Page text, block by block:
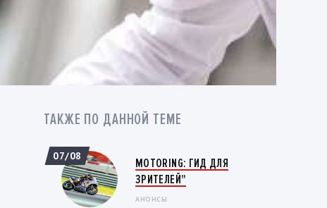
ТАКЖЕ ПО ДАННОЙ ТЕМЕ
MOTORING: ГИД ДЛЯ
ЗРИТЕЛЕЙ"
АНОНСЫ
07/08